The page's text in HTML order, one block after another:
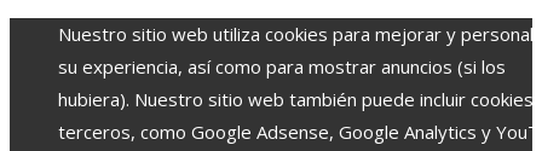
Nuestro sitio web utiliza cookies para mejorar y
su experiencia, así como para mostrar anuncios (si los
hubiera). Nuestro sitio web también puede incluir cookies
terceros, como Google Adsense, Google Analytics y